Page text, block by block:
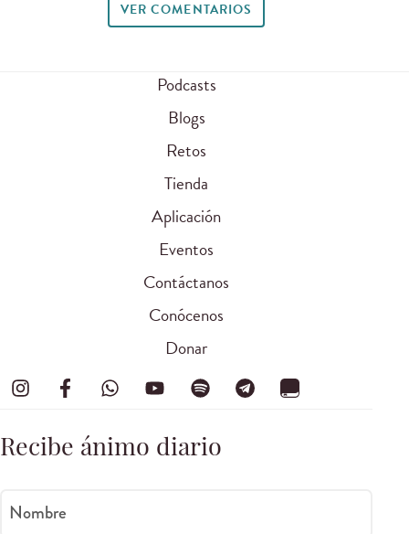
VER COMENTARIOS
Podcasts
Blogs
Retos
Tienda
Aplicación
Eventos
Contáctanos
Conócenos
Donar
Recibe ánimo diario
Nombre